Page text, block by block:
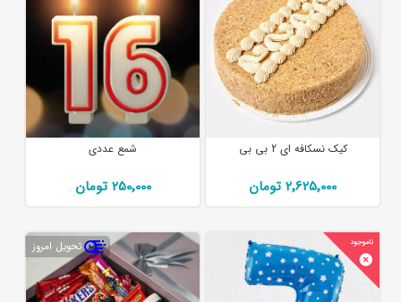
کیک نسکافه ای 2 بی بی
2٬625٬000 تومان
شمع عددی
250٬000 تومان
تحویل امروز